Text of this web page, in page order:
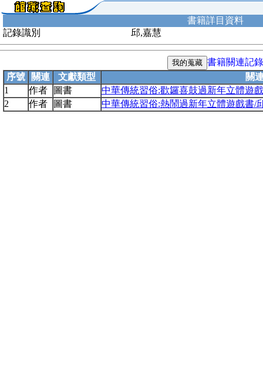
書籍詳目資料
記錄識別
邱,嘉慧
書籍關連記錄
序號
關連 文獻類型
關
1
作者 圖書
中華傳統習俗:歡鑼喜鼓過新年立體遊
2
作者 圖書 中華傳統習俗:熱鬧過新年立體遊戲書/